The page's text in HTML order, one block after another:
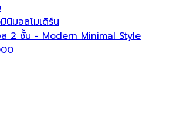
มินิมอลโมเดิร์น
ล 2 ชั้น - Modern Minimal Style